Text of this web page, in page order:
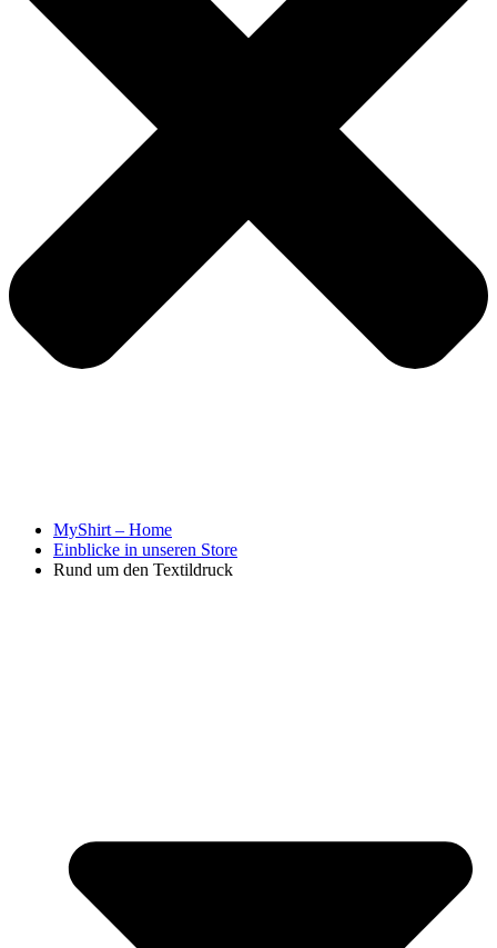
MyShirt – Home
Einblicke in unseren Store
Rund um den Textildruck